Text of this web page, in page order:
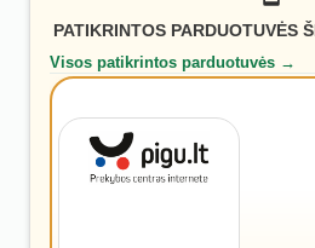
PATIKRINTOS PARDUOTUVĖS
Visos patikrintos parduotuvės →